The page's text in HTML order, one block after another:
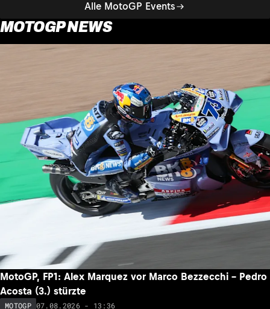
Alle MotoGP Events
MOTOGP NEWS
MotoGP, FP1: Alex Marquez vor Marco Bezzecchi – Pedro
Acosta (3.) stürzte
MOTOGP 07.08.2026 - 13:36